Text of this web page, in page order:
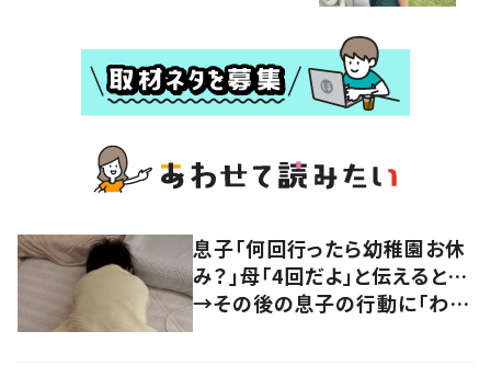
息子「何回行ったら幼稚園お休
み？」母「4回だよ」と伝えると…
→その後の息子の行動に「わか